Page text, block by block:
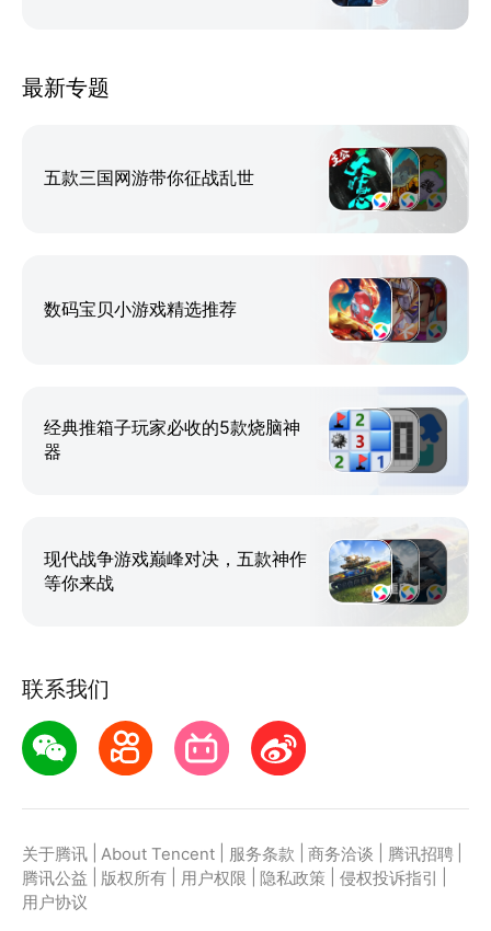
最新专题
五款三国网游带你征战乱世
数码宝贝小游戏精选推荐
经典推箱子玩家必收的5款烧脑神
器
现代战争游戏巅峰对决，五款神作
等你来战
联系我们
关于腾讯 About Tencent 服务条款 商务洽谈 腾讯招聘
腾讯公益
版权所有 用户权限 隐私政策 侵权投诉指引
用户协议